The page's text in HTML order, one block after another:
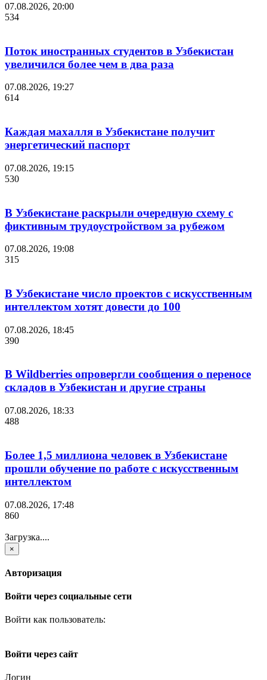
07.08.2026, 20:00
534
Поток иностранных студентов в Узбекистан
увеличился более чем в два раза
07.08.2026, 19:27
614
Каждая махалля в Узбекистане получит
энергетический паспорт
07.08.2026, 19:15
530
В Узбекистане раскрыли очередную схему с
фиктивным трудоустройством за рубежом
07.08.2026, 19:08
315
В Узбекистане число проектов с искусственным
интеллектом хотят довести до 100
07.08.2026, 18:45
390
В Wildberries опровергли сообщения о переносе
складов в Узбекистан и другие страны
07.08.2026, 18:33
488
Более 1,5 миллиона человек в Узбекистане
прошли обучение по работе с искусственным
интеллектом
07.08.2026, 17:48
860
Загрузка....
×
Авторизация
Войти через социальные сети
Войти как пользователь:
Войти через сайт
Логин